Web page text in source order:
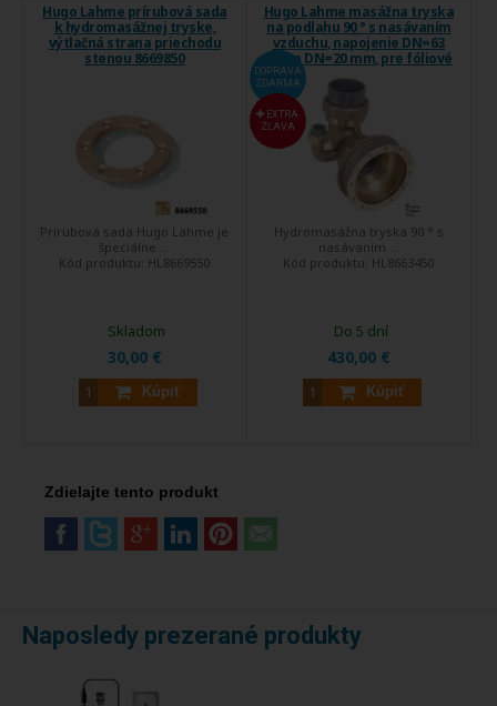
Hugo Lahme prírubová sada
k hydromasážnej tryske,
výtlačná strana priechodu
stenou 8669850
Prírubová sada Hugo Lahme je
špeciálne ...
Kód produktu: HL8669550
30,00 €
Kúpiť
Skladom
Hugo Lahme masážna tryska
na podlahu 90 ° s nasávaním
vzduchu, napojenie DN=63
mm a DN=20 mm, pre fóliové
a keramické bazény
DOPRAVA
ZDARMA
EXTRA
ZĽAVA
Hydromasážna tryska 90 ° s
nasávaním ...
Kód produktu: HL8663450
430,00 €
Kúpiť
Do 5 dní
Zdielajte tento produkt
Naposledy prezerané produkty